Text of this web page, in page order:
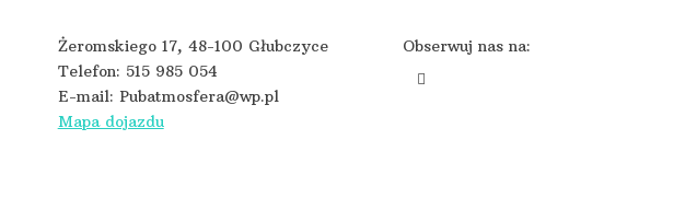
Żeromskiego 17, 48-100 Głubczyce
Telefon: 515 985 054
E-mail: Pubatmosfera@wp.pl
Mapa dojazdu
Obserwuj nas na: